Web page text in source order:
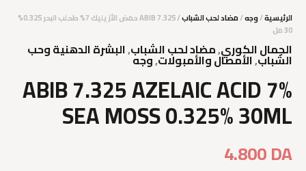
الرئيسية/وجه/مضاد لحب الشباب
/ ABIB 7.325 حمض الأزيليك 7% طحلب البحر 0.325%
30 مل
الجمال الكوري,مضاد لحب الشباب,البشرة الدهنية وحب
الشباب,الأمصال والأمبولات,وجه
ABIB 7.325 AZELAIC ACID 7%
SEA MOSS 0.325% 30ML
4.800DA